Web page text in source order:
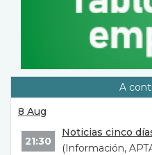
A
8 Aug
21:30
Noticias cinco
(Información,